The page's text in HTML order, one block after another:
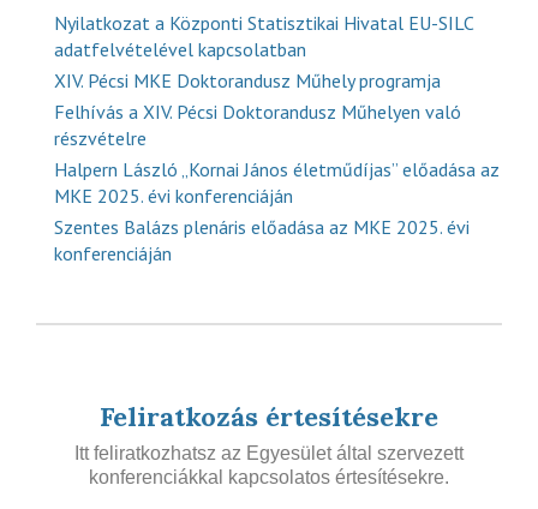
Nyilatkozat a Központi Statisztikai Hivatal EU-SILC
adatfelvételével kapcsolatban
XIV. Pécsi MKE Doktorandusz Műhely programja
Felhívás a XIV. Pécsi Doktorandusz Műhelyen való
részvételre
Halpern László „Kornai János életműdíjas” előadása az
MKE 2025. évi konferenciáján
Szentes Balázs plenáris előadása az MKE 2025. évi
konferenciáján
Feliratkozás értesítésekre
Itt feliratkozhatsz az Egyesület által szervezett
konferenciákkal kapcsolatos értesítésekre.